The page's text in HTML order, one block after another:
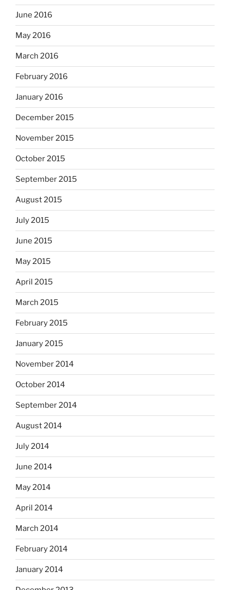
June 2016
May 2016
March 2016
February 2016
January 2016
December 2015
November 2015
October 2015
September 2015
August 2015
July 2015
June 2015
May 2015
April 2015
March 2015
February 2015
January 2015
November 2014
October 2014
September 2014
August 2014
July 2014
June 2014
May 2014
April 2014
March 2014
February 2014
January 2014